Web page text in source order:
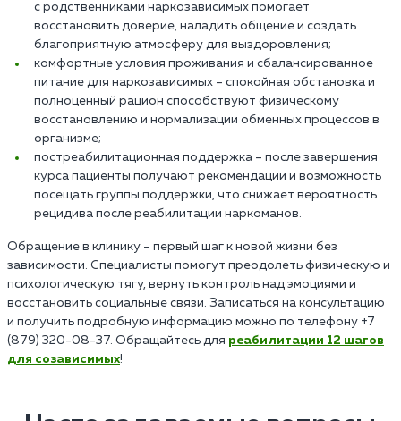
с родственниками наркозависимых помогает
восстановить доверие, наладить общение и создать
благоприятную атмосферу для выздоровления;
комфортные условия проживания и сбалансированное
питание для наркозависимых – спокойная обстановка и
полноценный рацион способствуют физическому
восстановлению и нормализации обменных процессов в
организме;
постреабилитационная поддержка – после завершения
курса пациенты получают рекомендации и возможность
посещать группы поддержки, что снижает вероятность
рецидива после реабилитации наркоманов.
Обращение в клинику – первый шаг к новой жизни без
зависимости. Специалисты помогут преодолеть физическую и
психологическую тягу, вернуть контроль над эмоциями и
восстановить социальные связи. Записаться на консультацию
и получить подробную информацию можно по телефону +7
(879) 320-08-37. Обращайтесь для реабилитации 12 шагов
для созависимых!